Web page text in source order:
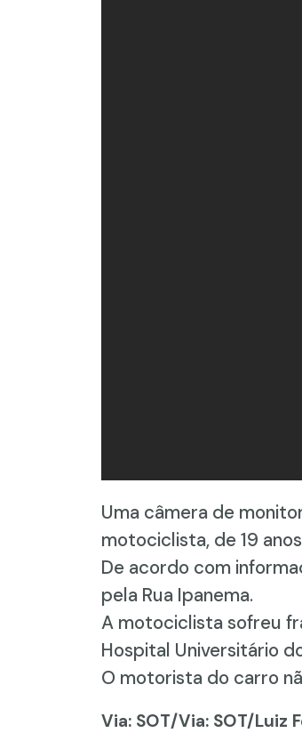
Uma câmera de
motociclista, de 19
De acordo com
pela Rua Ipanema.
A motociclista sofreu
Hospital Universitário
O motorista do carro
Via: SOT/Via: SOT/Luiz